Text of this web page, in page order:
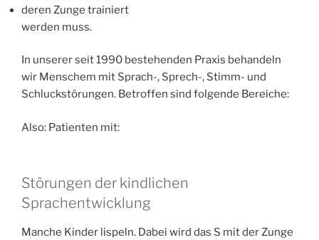
deren Zunge trainiert
werden muss.
In unserer seit 1990 bestehenden Praxis behandeln
wir Menschem mit Sprach-, Sprech-, Stimm- und
Schluckstörungen. Betroffen sind folgende Bereiche:
Also: Patienten mit:
Störungen der kindlichen
Sprachentwicklung
Manche Kinder lispeln. Dabei wird das S mit der Zunge